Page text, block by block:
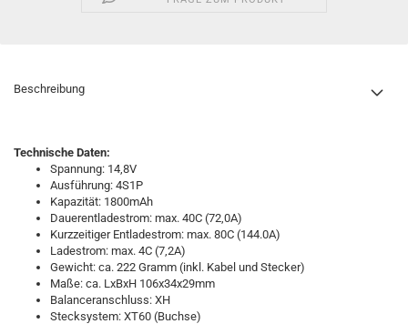
Beschreibung
Technische Daten:
Spannung: 14,8V
Ausführung: 4S1P
Kapazität: 1800mAh
Dauerentladestrom: max. 40C (72,0A)
Kurzzeitiger Entladestrom: max. 80C (144.0A)
Ladestrom: max. 4C (7,2A)
Gewicht: ca. 222 Gramm (inkl. Kabel und Stecker)
Maße: ca. LxBxH 106x34x29mm
Balanceranschluss: XH
Stecksystem: XT60 (Buchse)